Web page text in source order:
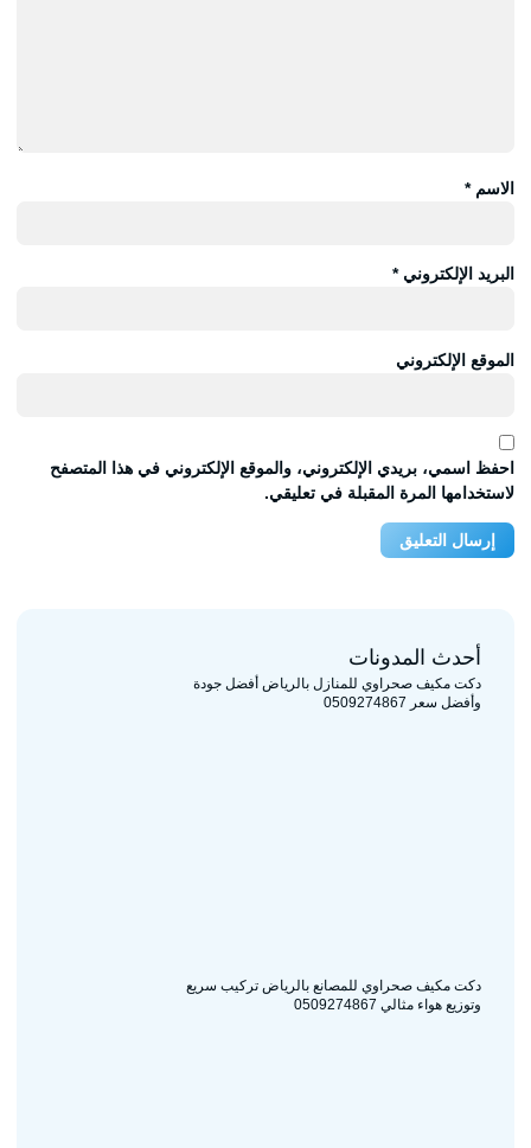
الاسم*
البريد الإلكتروني*
الموقع الإلكتروني
احفظ اسمي، بريدي الإلكتروني، والموقع الإلكتروني في هذا المتصفح
لاستخدامها المرة المقبلة في تعليقي.
أحدث المدونات
دكت مكيف صحراوي للمنازل بالرياض أفضل جودة
وأفضل سعر 0509274867
دكت مكيف صحراوي للمصانع بالرياض تركيب سريع
وتوزيع هواء مثالي 0509274867